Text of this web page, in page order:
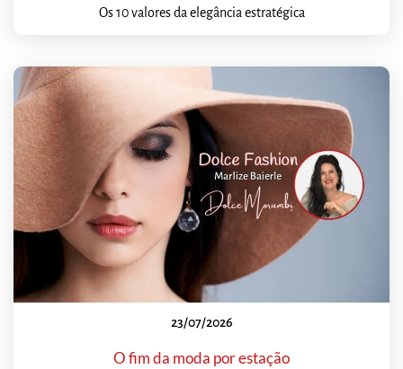
Os 10 valores da elegância estratégica
23/07/2026
O fim da moda por estação